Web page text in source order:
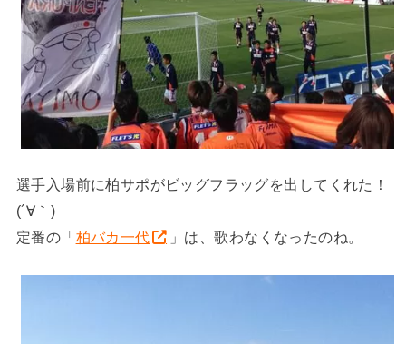
選手入場前に柏サポがビッグフラッグを出してくれた！
(´∀｀)
定番の「柏バカ一代 」は、歌わなくなったのね。